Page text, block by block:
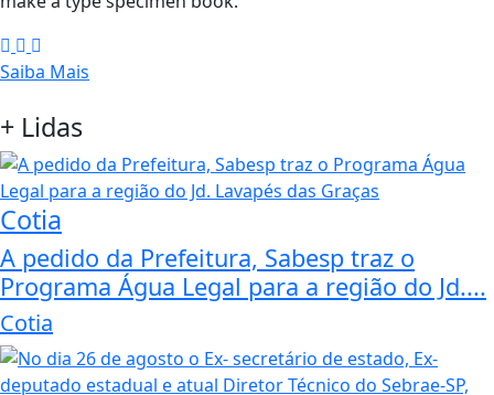
Saiba Mais
+ Lidas
Cotia
A pedido da Prefeitura, Sabesp traz o
Programa Água Legal para a região do Jd....
Cotia